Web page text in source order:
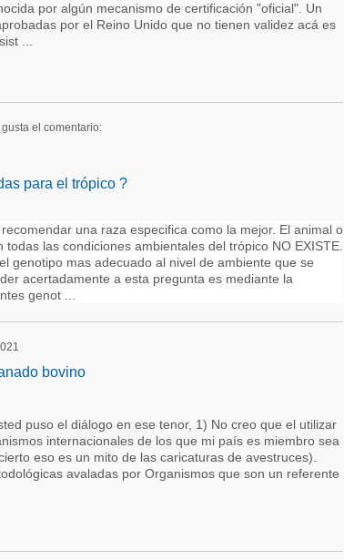
por algún mecanismo de certificación "oficial". Un
por el Reino Unido que no tienen validez acá es
...
gusta el comentario:
para el trópico ?
una raza especifica como la mejor. El animal o
las condiciones ambientales del trópico NO EXISTE.
genotipo mas adecuado al nivel de ambiente que se
acertadamente a esta pregunta es mediante la
genot ...
bovino
puso el diálogo en ese tenor, 1) No creo que el utilizar
internacionales de los que mi país es miembro sea
eso es un mito de las caricaturas de avestruces).
avaladas por Organismos que son un referente